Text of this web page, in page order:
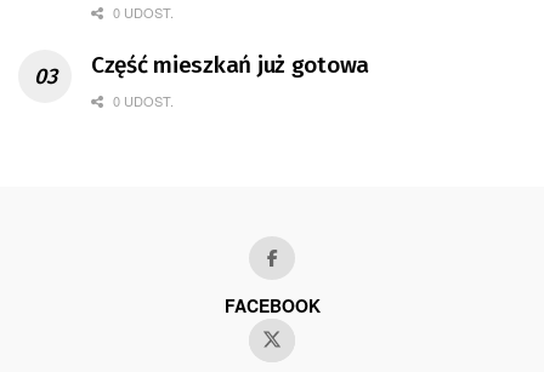
0 UDOST.
Część mieszkań już gotowa
0 UDOST.
FACEBOOK